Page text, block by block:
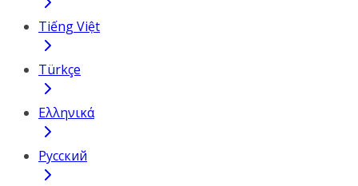
Tiếng Việt
Türkçe
Ελληνικά
Русский